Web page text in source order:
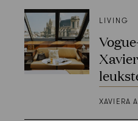
LIVING
XAVIERA